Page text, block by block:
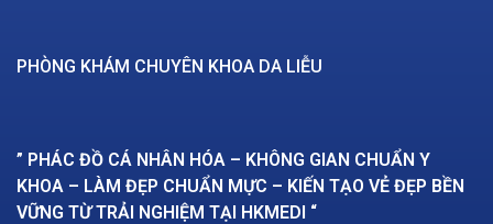
PHÒNG KHÁM CHUYÊN KHOA DA LIỄU
” PHÁC ĐỒ CÁ NHÂN HÓA – KHÔNG GIAN CHUẨN Y
KHOA – LÀM ĐẸP CHUẨN MỰC – KIẾN TẠO VẺ ĐẸP BỀN
VỮNG TỪ TRẢI NGHIỆM TẠI HKMEDI “